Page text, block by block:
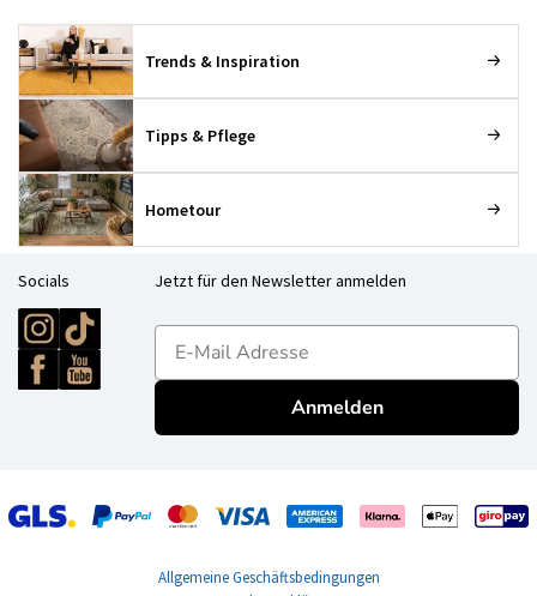
Trends & Inspiration
Tipps & Pflege
Hometour
Socials Jetzt für den Newsletter anmelden
E-mailadres
Anmelden
Allgemeine Geschäftsbedingungen